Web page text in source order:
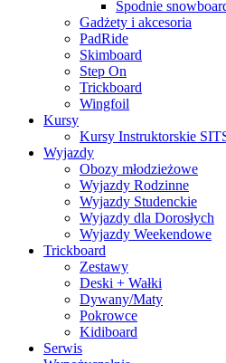
Spodnie
Gadżety i akcesoria
PadRide
Skimboard
Step On
Trickboard
Wingfoil
Kursy
Kursy Instruktorskie
Wyjazdy
Obozy młodzieżowe
Wyjazdy Rodzinne
Wyjazdy Studenckie
Wyjazdy dla Dorosłych
Wyjazdy Weekendowe
Trickboard
Zestawy
Deski + Wałki
Dywany/Maty
Pokrowce
Kidiboard
Serwis